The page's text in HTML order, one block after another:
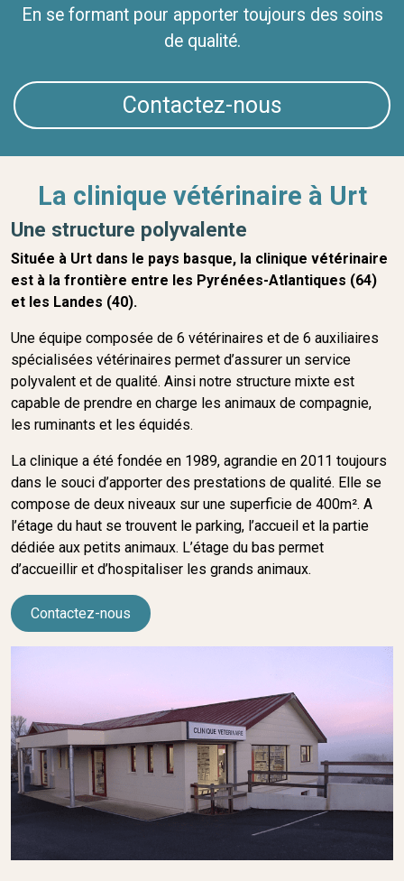
En se formant pour apporter toujours des soins
de qualité.
Contactez-nous
professionnel
Contactez-nous
La clinique vétérinaire à Urt
Une structure polyvalente
Située à Urt dans le pays basque, la clinique vétérinaire
est à la frontière entre les Pyrénées-Atlantiques (64)
et les Landes (40).
Une équipe composée de 6 vétérinaires et de 6 auxiliaires
spécialisées vétérinaires permet d’assurer un service
polyvalent et de qualité. Ainsi notre structure mixte est
capable de prendre en charge les animaux de compagnie,
les ruminants et les équidés.
La clinique a été fondée en 1989, agrandie en 2011 toujours
dans le souci d’apporter des prestations de qualité. Elle se
compose de deux niveaux sur une superficie de 400m². A
l’étage du haut se trouvent le parking, l’accueil et la partie
dédiée aux petits animaux. L’étage du bas permet
d’accueillir et d’hospitaliser les grands animaux.
Contactez-nous